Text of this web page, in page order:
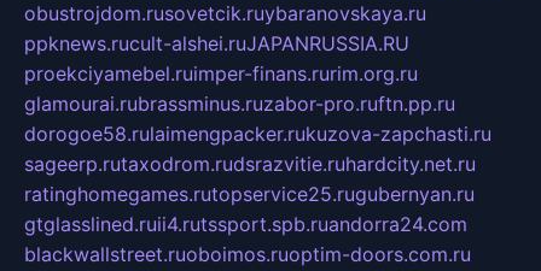
obustrojdom.rusovetcik.ruybaranovskaya.ru
ppknews.rucult-alshei.ruJAPANRUSSIA.RU
proekciyamebel.ruimper-finans.rurim.org.ru
glamourai.rubrassminus.ruzabor-pro.ruftn.pp.ru
dorogoe58.rulaimengpacker.rukuzova-zapchasti.ru
sageerp.rutaxodrom.rudsrazvitie.ruhardcity.net.ru
ratinghomegames.rutopservice25.rugubernyan.ru
gtglasslined.ruii4.rutssport.spb.ruandorra24.com
blackwallstreet.ruoboimos.ruoptim-doors.com.ru